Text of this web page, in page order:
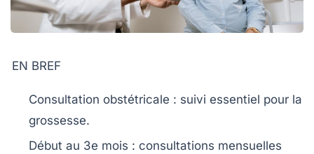
EN BREF
Consultation obstétricale : suivi essentiel pour la
grossesse.
Début au 3e mois : consultations mensuelles